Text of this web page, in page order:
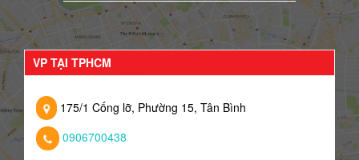
VP TẠI TPHCM
175/1 Cống lỡ, Phường 15, Tân Bình
0906700438